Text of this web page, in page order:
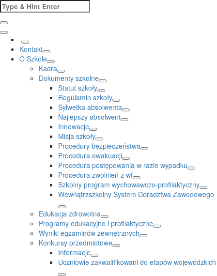
Skip
to
content
Search
for:
Kontakt
O Szkole
Kadra
Dokumenty szkolne
Statut szkoły
Regulamin szkoły
Sylwetka absolwenta
Najlepszy absolwent
Innowacje
Misja szkoły
Procedury bezpieczeństwa
Procedura ewakuacji
Procedura postępowania w razie wypadku
Procedura zwolnień z wf
Szkolny program wychowawczo-profilaktyczny
Wewnątrzszkolny System Doradztwa Zawodowego
Edukacja zdrowotna
Programy edukacyjne i profilaktyczne
Wyniki egzaminów zewnętrznych
Konkursy przedmiotowe
Informacje
Uczniowie zakwalifikowani do etapów wojewódzkich